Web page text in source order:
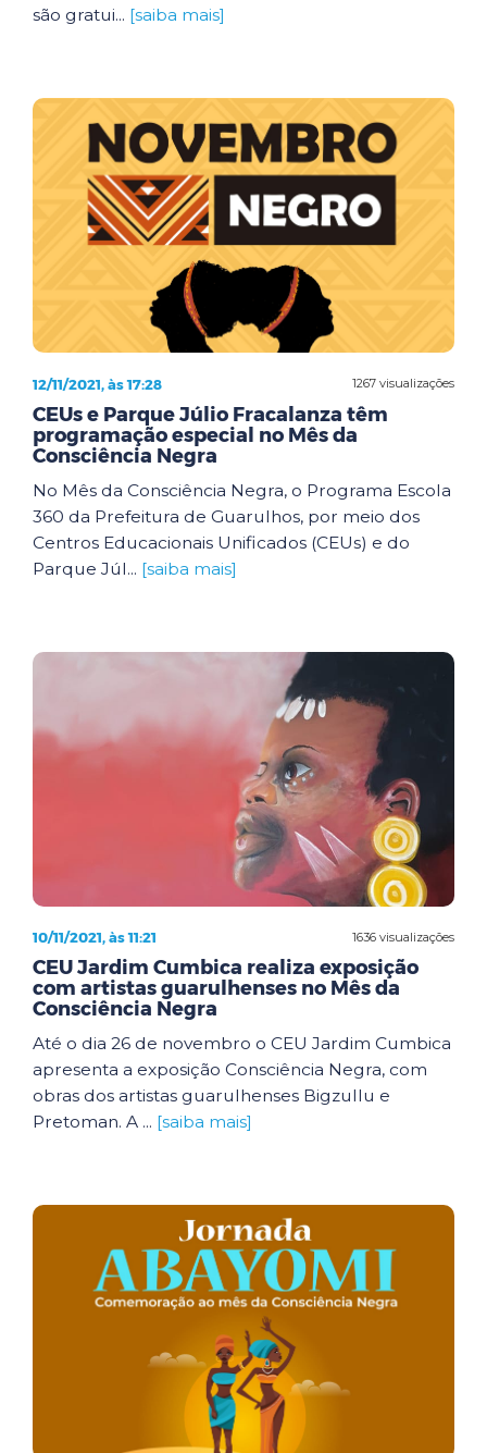
são gratui... [saiba mais]
1267 visualizações
12/11/2021, às 17:28
CEUs e Parque Júlio Fracalanza têm
programação especial no Mês da
Consciência Negra
No Mês da Consciência Negra, o Programa Escola
360 da Prefeitura de Guarulhos, por meio dos
Centros Educacionais Unificados (CEUs) e do
Parque Júl... [saiba mais]
1636 visualizações
10/11/2021, às 11:21
CEU Jardim Cumbica realiza exposição
com artistas guarulhenses no Mês da
Consciência Negra
Até o dia 26 de novembro o CEU Jardim Cumbica
apresenta a exposição Consciência Negra, com
obras dos artistas guarulhenses Bigzullu e
Pretoman. A ... [saiba mais]